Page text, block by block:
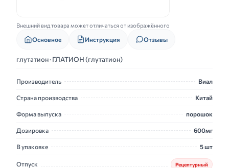
Внешний вид товара может отличаться от изображённого
Основное Инструкция Отзывы
глутатион · ГЛАТИОН (глутатион)
Производитель Виал
Страна производства Китай
Форма выпуска порошок
Дозировка 600мг
В упаковке 5 шт
Отпуск Рецептурный